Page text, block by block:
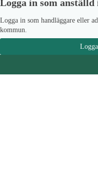
Logga in som
Logga in som handläggare eller
kommun.